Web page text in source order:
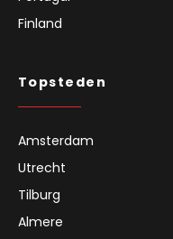
Finland
Topsteden
Amsterdam
Utrecht
Tilburg
Almere